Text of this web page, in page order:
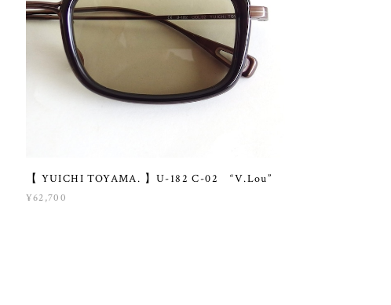
【 YUICHI TOYAMA. 】U-182 C-02 “V.Lou”
¥62,700